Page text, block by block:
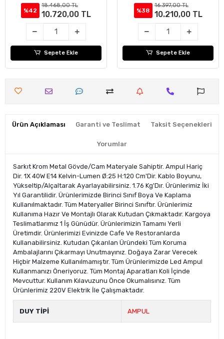
%42
18.468,00 TL
10.720,00 TL
Sepete Ekle
%38
16.397,00 TL
10.210,00 TL
Sepete Ekle
Ürün Açıklaması Garanti ve Teslimat Taksit Seçenekleri
Yorumlar
Sarkıt Krom Metal Gövde/Cam Materyale Sahiptir. Ampul Hariç
Dir. 1X 40W E14 Kelvin-Lumen Ø:25 H:120 Cm'Dir. Kablo Boyunu,
Yükseltip/Alçaltarak Ayarlayabilirsiniz. 1.76 Kg'Dır. Ürünlerimiz İki
Yıl Garantilidir. Ürünlerimizde Birinci Sınıf Boya Ve Kaplama
Kullanılmaktadır. Tüm Materyaller Birinci Sınıftır. Ürünlerimiz
Kullanıma Hazır Ve Montajlı Olarak Kutudan Çıkmaktadır. Kargoya
Teslimatlarımız 1 İş Günüdür. Ürünlerimizin Tamamı Yerli
Üretimdir. Ürünlerimizi Evinizde Cafe Ve Restoranlarda
Kullanabilirsiniz. Kutudan Çıkarılan Üründeki Tüm Koruma
Ambalajlarını Çıkarmayı Unutmayınız. Doğaya Zarar Verecek
Hiçbir Malzeme Kullanılmamıştır. Tüm Ürünlerimizde Led Ampul
Kullanmanızı Öneriyoruz. Tüm Montaj Aparatları Koli İçinde
Mevcuttur. Kullanım Kılavuzunu Önce Okumalısınız. Tüm
Ürünlerimiz 220V Elektrik İle Çalışmaktadır.
DUY TİPİ AMPUL